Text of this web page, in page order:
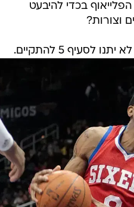
בכדי להיבעט
וצורות?